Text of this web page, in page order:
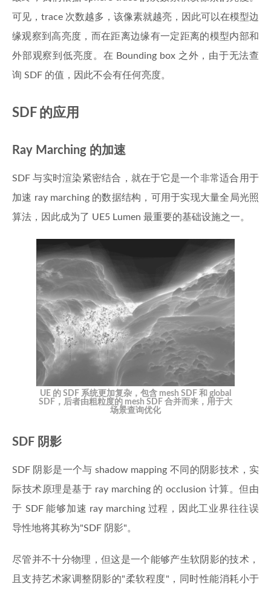
可见，trace 次数越多，该像素就越亮，因此可以在模型边
缘观察到高亮度，而在距离边缘有一定距离的模型内部和
外部观察到低亮度。在 Bounding box 之外，由于无法查
询 SDF 的值，因此不会有任何亮度。
SDF 的应用
Ray Marching 的加速
SDF 与实时渲染紧密结合，就在于它是一个非常适合用于
加速 ray marching 的数据结构，可用于实现大量全局光照
算法，因此成为了 UE5 Lumen 最重要的基础设施之一。
UE 的 SDF 系统更加复杂，包含 mesh SDF 和 global
SDF，后者由粗粒度的 mesh SDF 合并而来，用于大
场景查询优化
SDF 阴影
SDF 阴影是一个与 shadow mapping 不同的阴影技术，实
际技术原理是基于 ray marching 的 occlusion 计算。但由
于 SDF 能够加速 ray marching 过程，因此工业界往往误
导性地将其称为"SDF 阴影"。
尽管并不十分物理，但这是一个能够产生软阴影的技术，
且支持艺术家调整阴影的"柔软程度"，同时性能消耗小于